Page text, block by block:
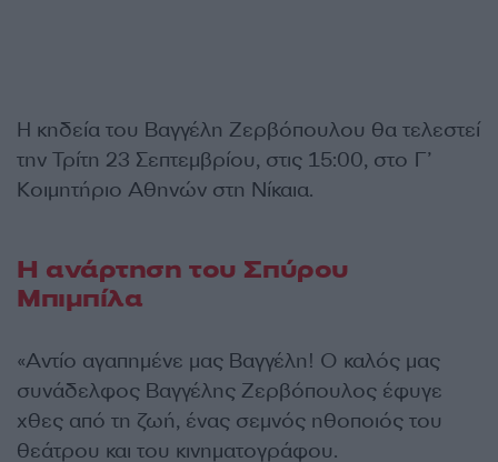
Η κηδεία του Βαγγέλη Ζερβόπουλου θα τελεστεί
την Τρίτη 23 Σεπτεμβρίου, στις 15:00, στο Γ’
Κοιμητήριο Αθηνών στη Νίκαια.
Η ανάρτηση του Σπύρου
Μπιμπίλα
«Αντίο αγαπημένε μας Βαγγέλη! Ο καλός μας
συνάδελφος Βαγγέλης Ζερβόπουλος έφυγε
χθες από τη ζωή, ένας σεμνός ηθοποιός του
θεάτρου και του κινηματογράφου.